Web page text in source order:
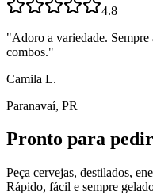
4.8
"Adoro a variedade.
combos."
Camila L.
Paranavaí, PR
Pronto para
Peça cervejas, destilados,
Rápido, fácil e sempre